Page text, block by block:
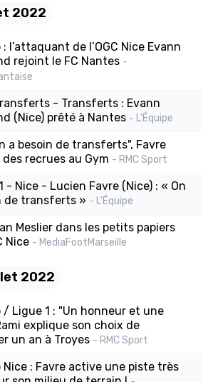
2022
l’attaquant de l’OGC Nice Evann
rejoint le FC Nantes -
- Transferts : Evann
(Nice) prêté à Nantes - L'Équipe
a besoin de transferts", Favre
recrues au Gym - RMC Sport
- Nice - Lucien Favre (Nice) : « On
de transferts » - L'Équipe
Meslier dans les petits papiers
Nice - MediaFootMarseille
2022
/ Ligue 1 : "Un honneur et une
explique son choix de
un an à Troyes - RMC Sport
Nice : Favre active une piste très